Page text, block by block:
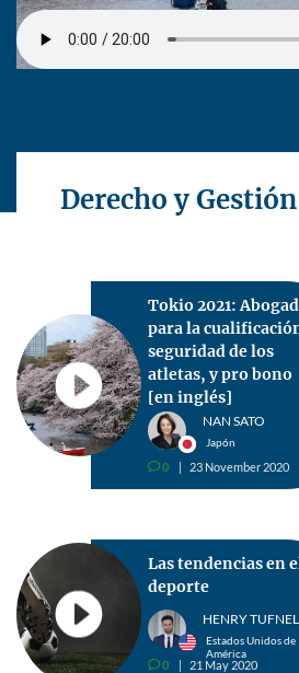
Derecho y
Tokio 2021:
para la
seguridad de los
atletas, y pro bono
[en inglés]
NAN SATO
Japón
v0 23 November 2020
Las tendencias en
deporte
HENRY
Estados Unidos de
América
v0 21 May 2020